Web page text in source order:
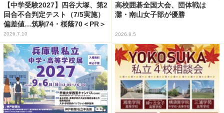
【中学受験2027】四谷大塚、第2
回合不合判定テスト（7/5実施）
偏差値…筑駒74・桜蔭70＜PR＞
2026.7.10
高校囲碁全国大会、団体戦は
灘・南山女子部が優勝
2026.8.5